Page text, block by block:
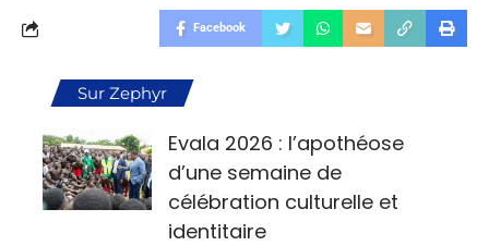
Facebook
Sur Zephyr
Evala 2026 : l’apothéose
d’une semaine de
célébration culturelle et
identitaire